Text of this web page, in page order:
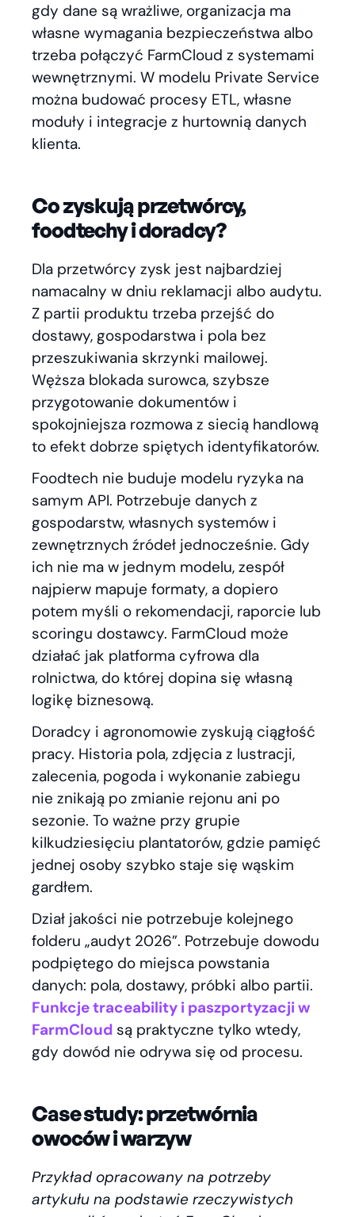
gdy dane są wrażliwe, organizacja ma
własne wymagania bezpieczeństwa albo
trzeba połączyć FarmCloud z systemami
wewnętrznymi. W modelu Private Service
można budować procesy ETL, własne
moduły i integracje z hurtownią danych
klienta.
Co zyskują przetwórcy,
foodtechy i doradcy?
Dla przetwórcy zysk jest najbardziej
namacalny w dniu reklamacji albo audytu.
Z partii produktu trzeba przejść do
dostawy, gospodarstwa i pola bez
przeszukiwania skrzynki mailowej.
Węższa blokada surowca, szybsze
przygotowanie dokumentów i
spokojniejsza rozmowa z siecią handlową
to efekt dobrze spiętych identyfikatorów.
Foodtech nie buduje modelu ryzyka na
samym API. Potrzebuje danych z
gospodarstw, własnych systemów i
zewnętrznych źródeł jednocześnie. Gdy
ich nie ma w jednym modelu, zespół
najpierw mapuje formaty, a dopiero
potem myśli o rekomendacji, raporcie lub
scoringu dostawcy. FarmCloud może
działać jak platforma cyfrowa dla
rolnictwa, do której dopina się własną
logikę biznesową.
Doradcy i agronomowie zyskują ciągłość
pracy. Historia pola, zdjęcia z lustracji,
zalecenia, pogoda i wykonanie zabiegu
nie znikają po zmianie rejonu ani po
sezonie. To ważne przy grupie
kilkudziesięciu plantatorów, gdzie pamięć
jednej osoby szybko staje się wąskim
gardłem.
Dział jakości nie potrzebuje kolejnego
folderu „audyt 2026”. Potrzebuje dowodu
podpiętego do miejsca powstania
danych: pola, dostawy, próbki albo partii.
Funkcje traceability i paszportyzacji w
FarmCloud są praktyczne tylko wtedy,
gdy dowód nie odrywa się od procesu.
Case study: przetwórnia
owoców i warzyw
Przykład opracowany na potrzeby
artykułu na podstawie rzeczywistych